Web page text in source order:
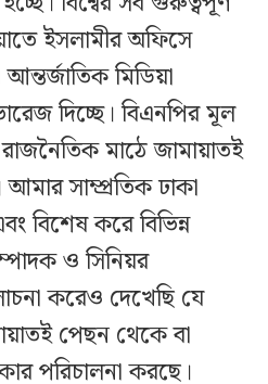
ইসলামীর অফিসে
মিডিয়া
দিচ্ছে। বিএনপির মূল
মাঠে জামায়াতই
সাম্প্রতিক ঢাকা
বিশেষ করে বিভিন্ন
ও সিনিয়র
করেও দেখেছি যে
পেছন থেকে বা
পরিচালনা করছে।